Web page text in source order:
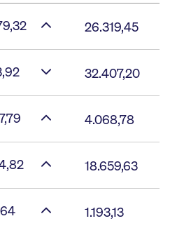
26.319,45
32.407,20
4.068,78
18.659,63
1.193,13